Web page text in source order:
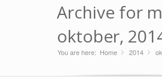
Archive for
oktober,
You are here: Home »
2014 »